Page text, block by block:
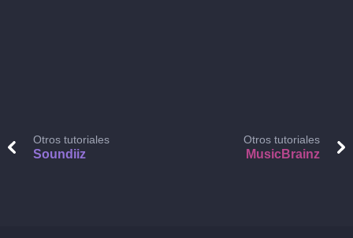
Otros tutoriales
Soundiiz
Otros tutoriales
MusicBrainz